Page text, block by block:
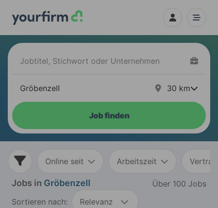
30 km
Job finden
Online seit Arbeitszeit
Jobs in Gröbenzell
Über 100 Jobs
Sortieren nach:
Relevanz